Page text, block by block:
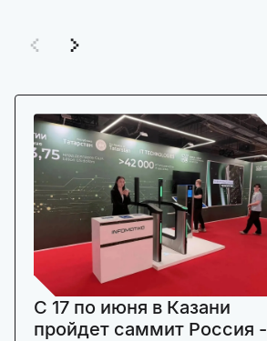
C 17 по июня в Казани
пройдет саммит Россия -